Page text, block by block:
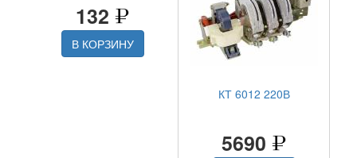
132
В КОРЗИНУ
КТ 6012 220В
5690